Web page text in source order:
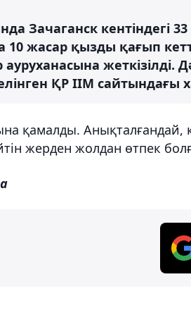
Зачаганск кентіндегі
10 жасар қызды қағып
жеткізілді.
ҚР ІІМ сайтындағы
қамалды. Анықталғандай,
жерден жолдан өтпек